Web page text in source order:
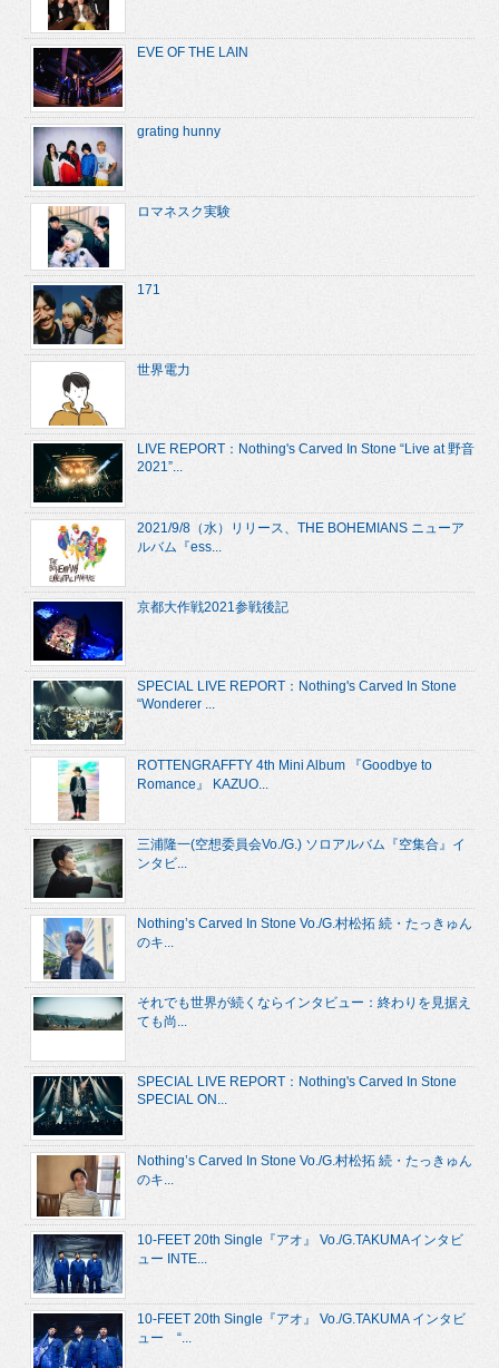
EVE OF THE LAIN
grating hunny
ロマネスク実験
171
世界電力
LIVE REPORT：Nothing's Carved In Stone “Live at 野音
2021”...
2021/9/8（水）リリース、THE BOHEMIANS ニューア
ルバム『ess...
京都大作戦2021参戦後記
SPECIAL LIVE REPORT：Nothing's Carved In Stone
“Wonderer ...
ROTTENGRAFFTY 4th Mini Album 『Goodbye to
Romance』 KAZUO...
三浦隆一(空想委員会Vo./G.) ソロアルバム『空集合』イ
ンタビ...
Nothing’s Carved In Stone Vo./G.村松拓 続・たっきゅん
のキ...
それでも世界が続くならインタビュー：終わりを見据え
ても尚...
SPECIAL LIVE REPORT：Nothing's Carved In Stone
SPECIAL ON...
Nothing’s Carved In Stone Vo./G.村松拓 続・たっきゅん
のキ...
10-FEET 20th Single『アオ』 Vo./G.TAKUMAインタビ
ュー INTE...
10-FEET 20th Single『アオ』 Vo./G.TAKUMA インタビ
ュー “...